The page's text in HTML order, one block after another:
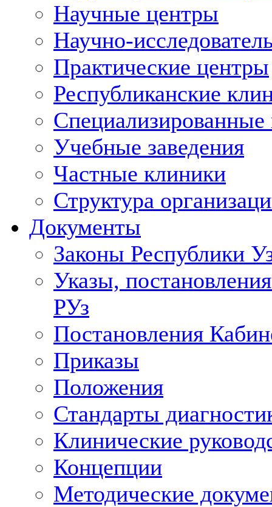
Научные центры
Научно-
Практические центры
Республиканские
Учебные заведения
Частные клиники
Структура
Документы
Законы Республики
Указы,
РУз
Постановления
Приказы
Положения
Стандарты
Клинические
Концепции
Методические